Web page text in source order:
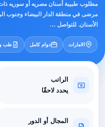
مطلوب طبيبة أسنان مصريه أو سوريه
مرضى في منطقة الدار البيضاء وجنوب
الأسنان. للتواصل …
الامارات دوام كامل طب
الراتب
يحدد لاحقًا
المجال أو الدور